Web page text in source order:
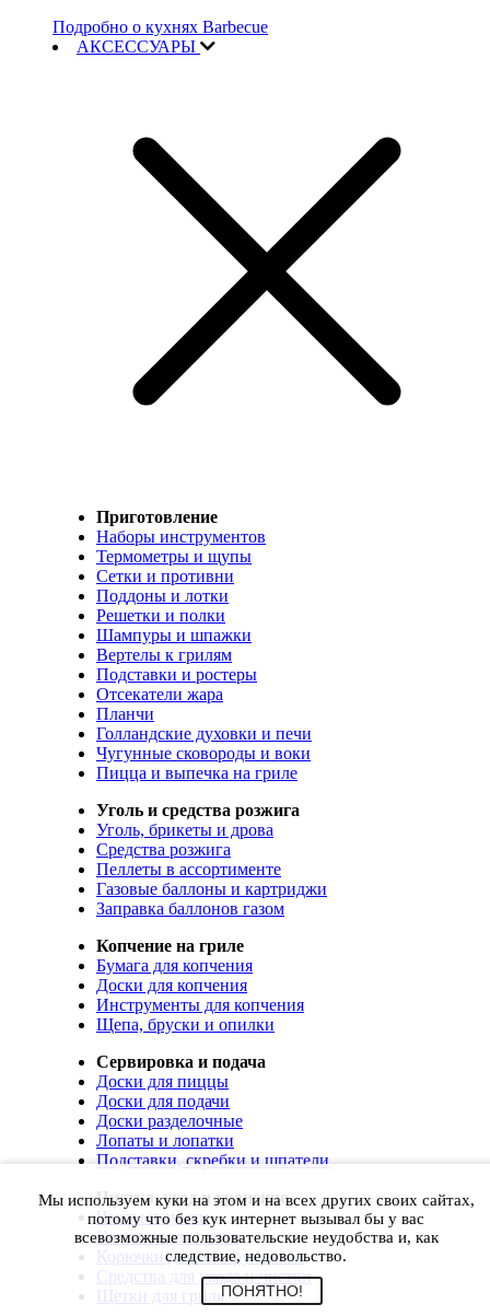
Подробно о кухнях Barbecue
АКСЕССУАРЫ
Приготовление
Наборы инструментов
Термометры и щупы
Сетки и противни
Поддоны и лотки
Решетки и полки
Шампуры и шпажки
Вертелы к грилям
Подставки и ростеры
Отсекатели жара
Планчи
Голландские духовки и печи
Чугунные сковороды и воки
Пицца и выпечка на гриле
Уголь и средства розжига
Уголь, брикеты и дрова
Средства розжига
Пеллеты в ассортименте
Газовые баллоны и картриджи
Заправка баллонов газом
Копчение на гриле
Бумага для копчения
Доски для копчения
Инструменты для копчения
Щепа, бруски и опилки
Сервировка и подача
Доски для пиццы
Доски для подачи
Доски разделочные
Лопаты и лопатки
Подставки, скребки и шпатели
Чистка, уход и хранение
Чехлы и сумки
Коврики для гриля
Корючки для инструментов
Средства для ухода и чистки
Щетки для гриля
Мы используем куки на этом и на всех других своих сайтах,
потому что без кук интернет вызывал бы у вас
всевозможные пользовательские неудобства и, как
следствие, недовольство.
ПОНЯТНО!